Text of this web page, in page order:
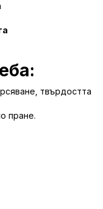
твърдостта
пране.